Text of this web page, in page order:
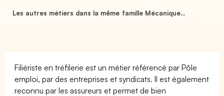
Les autres métiers dans la même famille Mécanique...
Filiériste en tréfilerie est un métier référencé par Pôle
emploi, par des entreprises et syndicats. Il est également
reconnu par les assureurs et permet de bien